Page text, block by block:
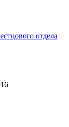
отдела